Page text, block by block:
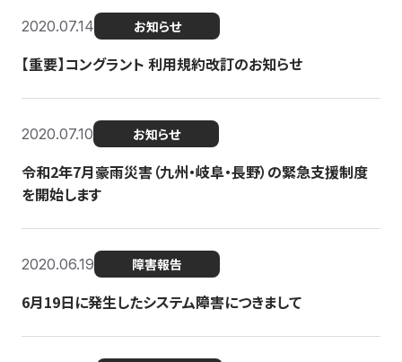
2020.07.14 お知らせ
【重要】コングラント 利用規約改訂のお知らせ
2020.07.10 お知らせ
令和2年7月豪雨災害（九州・岐阜・長野）の緊急支援制度
を開始します
2020.06.19 障害報告
6月19日に発生したシステム障害につきまして